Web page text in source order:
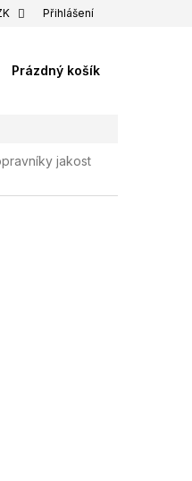
Přihlášení
NÁKUPNÍ
Prázdný košík
jakost